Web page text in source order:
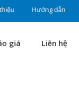
Hướng dẫn
giá Liên hệ